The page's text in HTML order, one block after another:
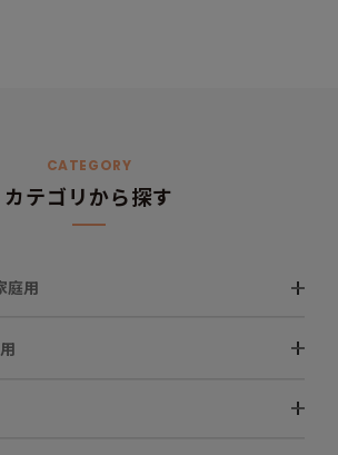
CATEGORY
カテゴリから探す
庭用